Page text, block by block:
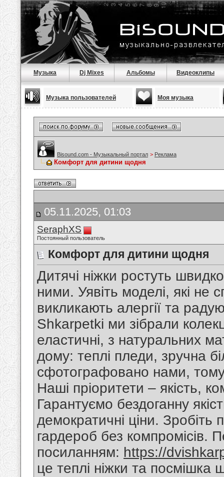
Музыка Dj Mixes Альбомы Видеоклипы
Музыка пользователей Моя музыка
Bisound.com - Музыкальный портал > Реклама
Комфорт для дитини щодня
05.11.2025, 01:03
SeraphXS
Постоянный пользователь
Комфорт для дитини щодня
Дитячі ніжки ростуть
ними. Уявіть моделі, які не
викликають алергії та
Shkarpetki ми зібрали
еластичні, з натуральних
дому: теплі пледи, зручна
сфотографовано нами,
Наші пріоритети – якість,
Гарантуємо бездоганну
демократичні ціни. Зробіть
гардероб без компромісів.
посиланням: https://
це теплі ніжки та посмішка